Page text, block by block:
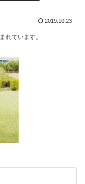
2019.10.23
れています。